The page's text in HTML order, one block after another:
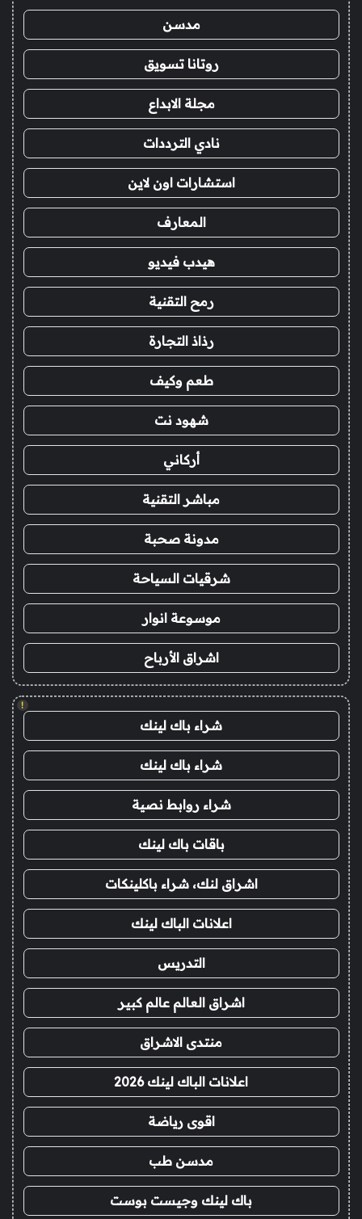
مدسن
روتانا تسويق
مجلة الابداع
نادي الترددات
استشارات اون لاين
المعارف
هيدب فيديو
رمح التقنية
رذاذ التجارة
طعم وكيف
شهود نت
أركاني
مباشر التقنية
مدونة صحبة
شرقيات السياحة
موسوعة انوار
اشراق الأرباح
!
شراء باك لينك
شراء باك لينك
شراء روابط نصية
باقات باك لينك
اشراق لنك، شراء باكلينكات
اعلانات الباك لينك
التدريس
اشراق العالم عالم كبير
منتدى الاشراق
اعلانات الباك لينك 2026
اقوى رياضة
مدسن طب
باك لينك وجيست بوست